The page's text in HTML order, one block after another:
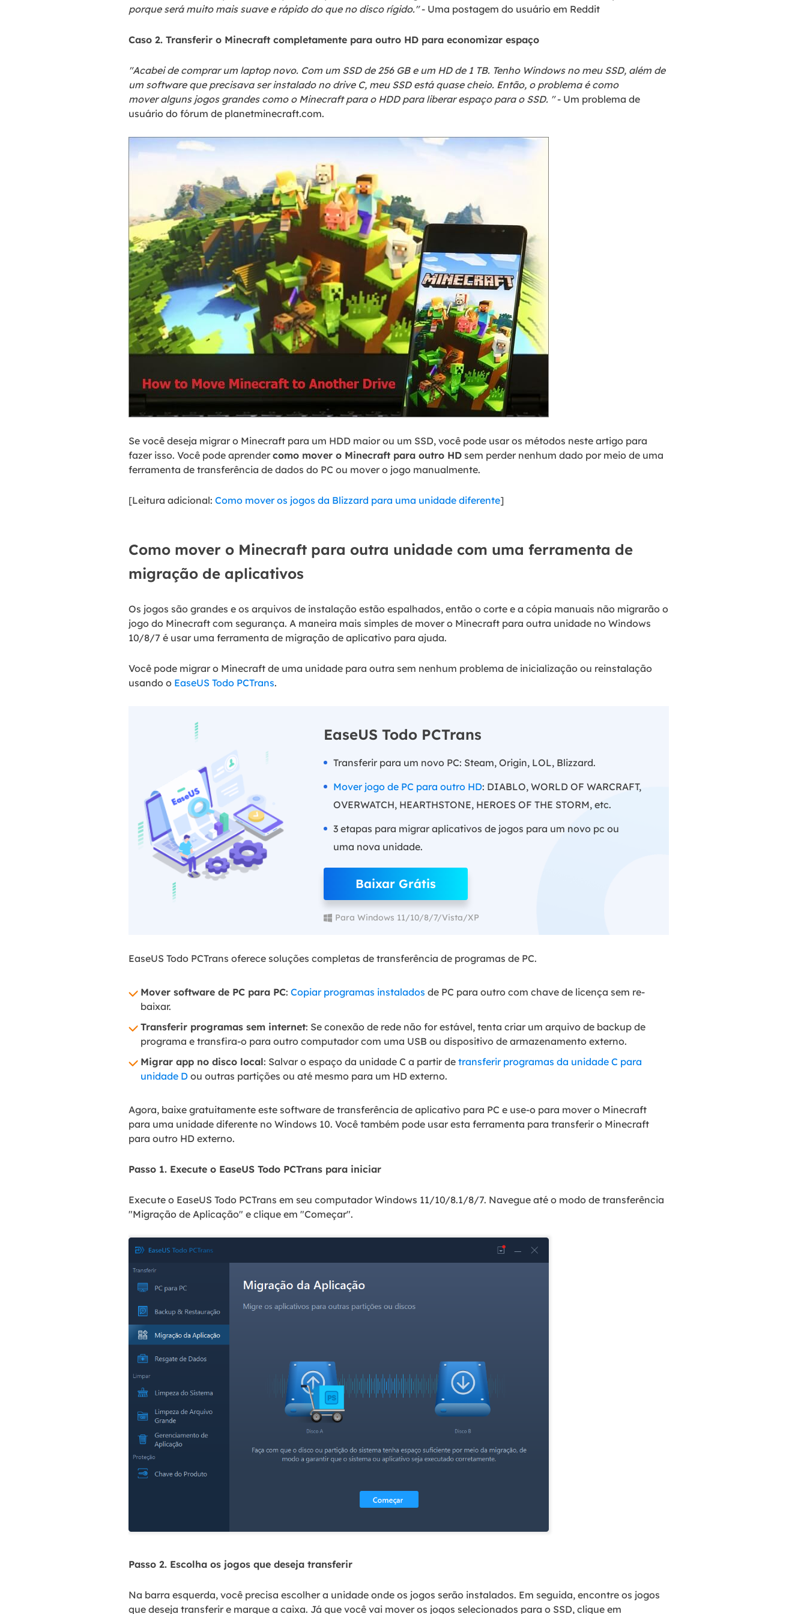
porque será muito mais suave e rápido do que no disco rígido."- Uma postagem do usuário em Reddit
Caso 2. Transferir o Minecraft completamente para outro HD para economizar espaço
"Acabei de comprar um laptop novo. Com um SSD de 256 GB e um HD de 1 TB. Tenho Windows no meu SSD, além de
um software que precisava ser instalado no drive C, meu SSD está quase cheio. Então, o problema é como
mover alguns jogos grandes como o Minecraft para o HDD para liberar espaço para o SSD. "- Um problema de
usuário do fórum de planetminecraft.com.
Se você deseja migrar o Minecraft para um HDD maior ou um SSD, você pode usar os métodos neste artigo para
fazer isso. Você pode aprender como mover o Minecraft para outro HD sem perder nenhum dado por meio de uma
ferramenta de transferência de dados do PC ou mover o jogo manualmente.
[Leitura adicional: Como mover os jogos da Blizzard para uma unidade diferente]
Como mover o Minecraft para outra unidade com uma ferramenta de
migração de aplicativos
Os jogos são grandes e os arquivos de instalação estão espalhados, então o corte e a cópia manuais não migrarão o
jogo do Minecraft com segurança. A maneira mais simples de mover o Minecraft para outra unidade no Windows
10/8/7 é usar uma ferramenta de migração de aplicativo para ajuda.
Você pode migrar o Minecraft de uma unidade para outra sem nenhum problema de inicialização ou reinstalação
usando o EaseUS Todo PCTrans.
EaseUS Todo PCTrans
Transferir para um novo PC: Steam, Origin, LOL, Blizzard.
Mover jogo de PC para outro HD: DIABLO, WORLD OF WARCRAFT,
OVERWATCH, HEARTHSTONE, HEROES OF THE STORM, etc.
3 etapas para migrar aplicativos de jogos para um novo pc ou
uma nova unidade.
Baixar Grátis
Para Windows 11/10/8/7/Vista/XP
EaseUS Todo PCTrans oferece soluções completas de transferência de programas de PC.
Mover software de PC para PC: Copiar programas instalados de PC para outro com chave de licença sem re-
baixar.
Transferir programas sem internet: Se conexão de rede não for estável, tenta criar um arquivo de backup de
programa e transfira-o para outro computador com uma USB ou dispositivo de armazenamento externo.
Migrar app no disco local: Salvar o espaço da unidade C a partir de transferir programas da unidade C para
unidade D ou outras partições ou até mesmo para um HD externo.
Agora, baixe gratuitamente este software de transferência de aplicativo para PC e use-o para mover o Minecraft
para uma unidade diferente no Windows 10. Você também pode usar esta ferramenta para transferir o Minecraft
para outro HD externo.
Passo 1. Execute o EaseUS Todo PCTrans para iniciar
Execute o EaseUS Todo PCTrans em seu computador Windows 11/10/8.1/8/7. Navegue até o modo de transferência
"Migração de Aplicação" e clique em "Começar".
Passo 2. Escolha os jogos que deseja transferir
Na barra esquerda, você precisa escolher a unidade onde os jogos serão instalados. Em seguida, encontre os jogos
que deseja transferir e marque a caixa. Já que você vai mover os jogos selecionados para o SSD, clique em